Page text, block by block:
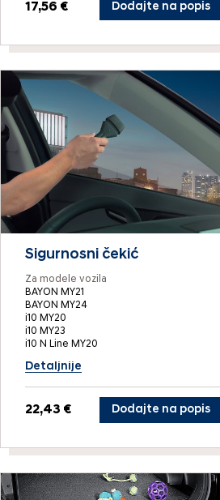
17,56 € Dodajte na popis
Sigurnosni čekić
Za modele vozila
BAYON MY21
BAYON MY24
i10 MY20
i10 MY23
i10 N Line MY20
Detaljnije
22,43 € Dodajte na popis